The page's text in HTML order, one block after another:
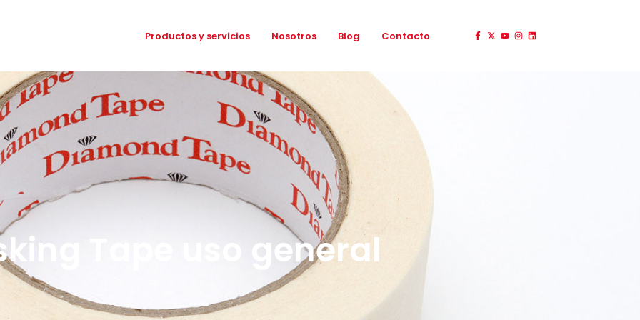
Productos y servicios Nosotros Blog Contacto
Tape uso general